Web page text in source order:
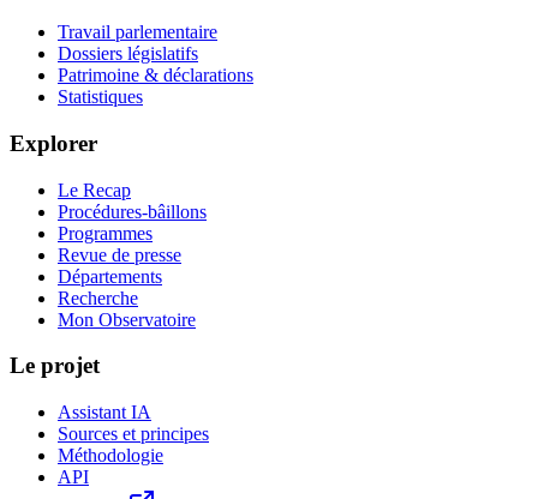
Travail parlementaire
Dossiers législatifs
Patrimoine & déclarations
Statistiques
Explorer
Le Recap
Procédures-bâillons
Programmes
Revue de presse
Départements
Recherche
Mon Observatoire
Le projet
Assistant IA
Sources et principes
Méthodologie
API